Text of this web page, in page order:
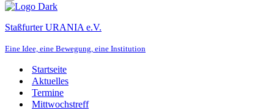
Navigationsmenü
Staßfurter URANIA e.V.
Eine Idee, eine Bewegung, eine Institution
Startseite
Aktuelles
Termine
Mittwochstreff